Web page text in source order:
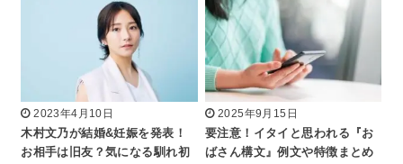
2023年4月10日
木村文乃が結婚&妊娠を発表！
お相手は旧友？気になる馴れ初
2025年9月15日
要注意！イタイと思われる『お
ばさん構文』例文や特徴まとめ